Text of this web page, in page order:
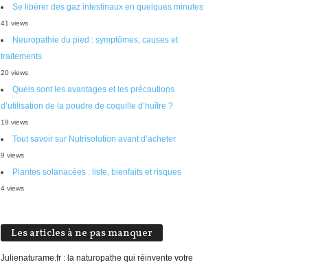
Se libérer des gaz intestinaux en quelques minutes
41 views
Neuropathie du pied : symptômes, causes et
traitements
20 views
Quels sont les avantages et les précautions
d’utilisation de la poudre de coquille d’huître ?
19 views
Tout savoir sur Nutrisolution avant d’acheter
9 views
Plantes solanacées : liste, bienfaits et risques
4 views
Les articles à ne pas manquer
Julienaturame.fr : la naturopathe qui réinvente votre